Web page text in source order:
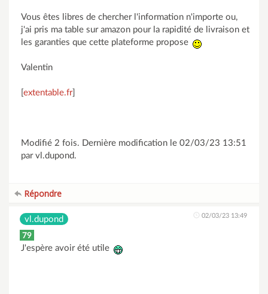
Vous êtes libres de chercher l'information n'importe ou,
j'ai pris ma table sur amazon pour la rapidité de livraison et
les garanties que cette plateforme propose
Valentin
extentable.fr]
Modifié 2 fois. Dernière modification le 02/03/23 13:51
par vl.dupond.
Répondre
vl.dupond 02/03/23 13:49
79
J'espère avoir été utile